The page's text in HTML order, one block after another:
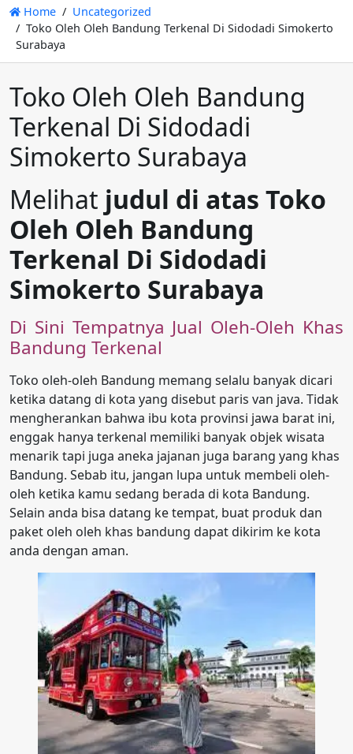
Home
Uncategorized
Toko Oleh Oleh Bandung Terkenal Di Sidodadi Simokerto
Surabaya
Toko Oleh Oleh Bandung
Terkenal Di Sidodadi
Simokerto Surabaya
Melihat judul di atas Toko
Oleh Oleh Bandung
Terkenal Di Sidodadi
Simokerto Surabaya
Di Sini Tempatnya Jual Oleh-Oleh Khas
Bandung Terkenal
Toko oleh-oleh Bandung memang selalu banyak dicari
ketika datang di kota yang disebut paris van java. Tidak
mengherankan bahwa ibu kota provinsi jawa barat ini,
enggak hanya terkenal memiliki banyak objek wisata
menarik tapi juga aneka jajanan juga barang yang khas
Bandung. Sebab itu, jangan lupa untuk membeli oleh-
oleh ketika kamu sedang berada di kota Bandung.
Selain anda bisa datang ke tempat, buat produk dan
paket oleh oleh khas bandung dapat dikirim ke kota
anda dengan aman.